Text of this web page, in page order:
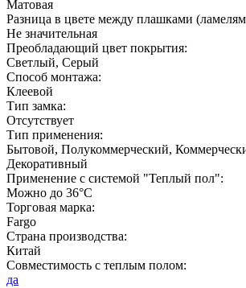
Матовая
Разница в цвете между плашками
Не значительная
Преобладающий цвет покрытия:
Светлый, Серый
Способ монтажа:
Клеевой
Тип замка:
Отсутствует
Тип применения:
Бытовой, Полукоммерческий,
Декоративный
Применение с системой "Теплый пол":
Можно до 36°С
Торговая марка:
Fargo
Страна производства:
Китай
Совместимость с теплым полом:
да